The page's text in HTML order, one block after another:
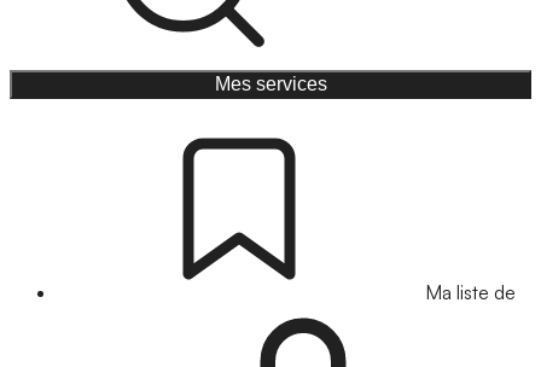
Mes services
Ma liste de